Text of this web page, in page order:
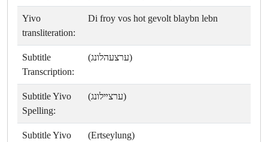
Yivo
transliteration:
Di froy vos hot gevolt blaybn lebn
Subtitle
Transcription:
(ערצעהלונג)
Subtitle Yivo
Spelling:
(ערצײלונג)
Subtitle Yivo
(Ertseylung)